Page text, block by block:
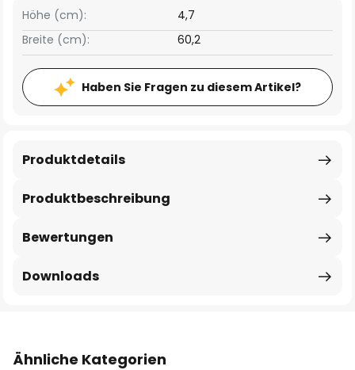
Breite (cm): 60,2
Höhe (cm): 4,7
Haben Sie Fragen zu diesem Artikel?
Produktbeschreibung
Produktdetails
Bewertungen
Downloads
Ähnliche Kategorien